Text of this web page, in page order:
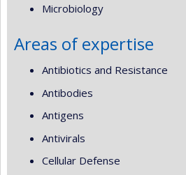
Microbiology
Areas of expertise
Antibiotics and Resistance
Antibodies
Antigens
Antivirals
Cellular Defense